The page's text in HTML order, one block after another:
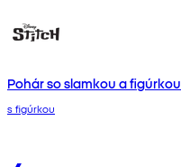
Pohár so slamkou a
s figúrkou